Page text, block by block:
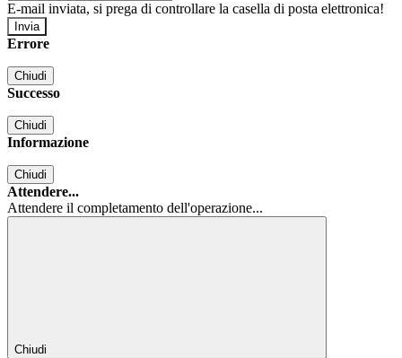
E-mail inviata, si prega di controllare la casella di posta elettronica!
Errore
Chiudi
Successo
Chiudi
Informazione
Chiudi
Attendere...
Attendere il completamento dell'operazione...
Chiudi